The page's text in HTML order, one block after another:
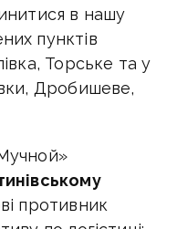
в нашу
пунктів
Торське та у
Дробишеве,
противник